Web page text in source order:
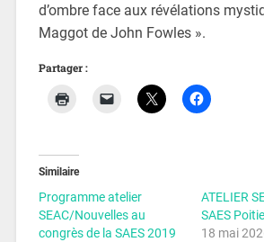
d’ombre face aux révélations
Maggot de John Fowles ».
Partager :
Similaire
Programme atelier
SEAC/Nouvelles au
congrès de la SAES 2019
ATELIER
SAES
18 mai